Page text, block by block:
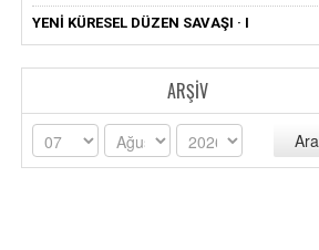
YENİ KÜRESEL DÜZEN SAVAŞI · I
ARŞIV
Ara